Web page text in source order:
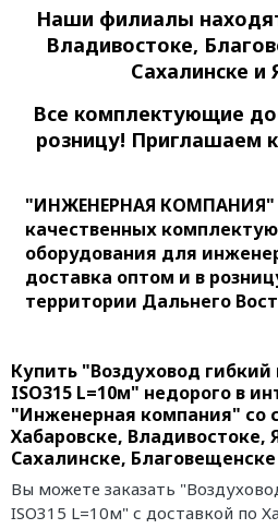
Наши филиалы
Владивостоке,
Сахалинске и
Все комплектующие
розницу! Приглашаем
"ИНЖЕНЕРНАЯ КОМПАНИЯ"
качественных
оборудования для
доставка оптом и в
территории Дальнего
Купить "Воздуховод
ISO315 L=10м" недорого в
"Инженерная компания" со
Хабаровске, Владивостоке,
Сахалинске, Благовещенске
Вы можете заказать
ISO315 L=10м" с доставкой по